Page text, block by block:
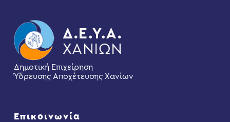
Δημοτική Επιχείρηση
Ύδρευσης Αποχέτευσης Χανίων
Επικοινωνία